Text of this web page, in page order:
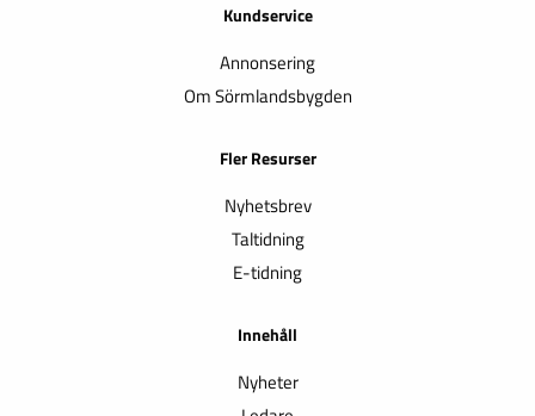
Kundservice
Annonsering
Om Sörmlandsbygden
Fler Resurser
Nyhetsbrev
Taltidning
E-tidning
Innehåll
Nyheter